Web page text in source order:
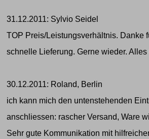
31.12.2011: Sylvio Seidel
TOP Preis/Leistungsverhältnis. Danke
schnelle Lieferung. Gerne wieder. Alles
30.12.2011: Roland, Berlin
ich kann mich den untenstehenden
anschliessen: rascher Versand, Ware
Sehr gute Kommunikation mit